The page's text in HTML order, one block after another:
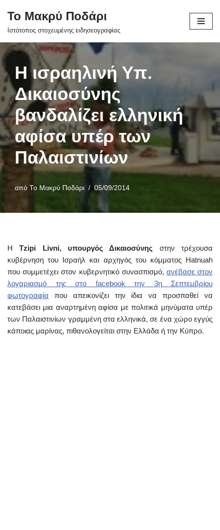
Μεταπηδήστε
περιεχόμενο
Το Μακρύ Ποδάρι
Ιστότοπος στοχευμένης ειδησεογραφίας
Η ισραηλινή Υπ.
Δικαιοσύνης
βανδαλίζει ελληνική
αφίσα υπέρ των
Παλαιστινίων
από Το Μακρύ Ποδάρι 05/09/2014
ΗTzipi Livni, υπουργός Δικαιοσύνης στην τρέχουσα
κυβέρνηση του Ισραήλ και αρχηγός του κόμματος Hatnuah
που συμμετέχει στον κυβερνητικό συνασπισμό, ανέβασε στον
λογαριασμό της στο facebook την 3η Σεπτεμβρίου
φωτογραφία που απεικονίζει την ίδια να προσπαθεί να
κατεβάσει μια αναρτημένη αφίσα με πολιτικά μηνύματα υπέρ
των Παλαιστινίων γραμμένη στα ελληνικά, σε ένα χώρο εγγύς
κάποιας μαρίνας, πιθανολογείται στην Ελλάδα ή την Κύπρο.